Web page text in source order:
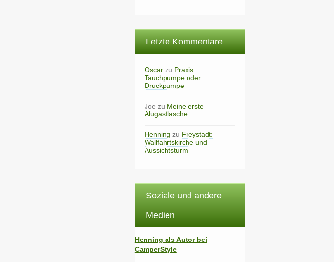
Letzte Kommentare
Oscarzu Praxis:
Tauchpumpe oder
Druckpumpe
Joe zu Meine erste
Alugasflasche
Henning zu Freystadt:
Wallfahrtskirche und
Aussichtsturm
Soziale und andere
Medien
Henning als Autor bei
CamperStyle